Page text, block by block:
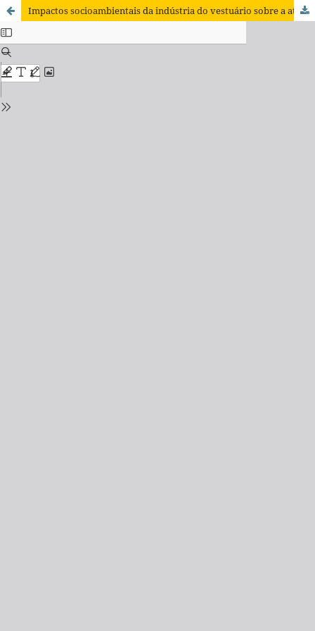
Impactos socioambientais da indústria do vestuário sobre a atividade agrícola no Alto Vale do Itajaí – Santa Catarina